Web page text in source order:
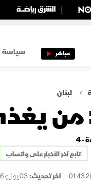
مباشر سياسة
لبنان
- 4
تابع آخر الأخبار على واتساب
آخر تحديث:03 يونيو 2026 01:43